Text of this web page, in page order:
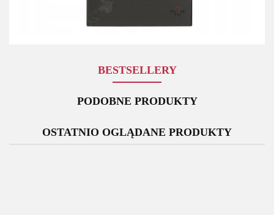
BESTSELLERY
PODOBNE PRODUKTY
OSTATNIO OGLĄDANE PRODUKTY